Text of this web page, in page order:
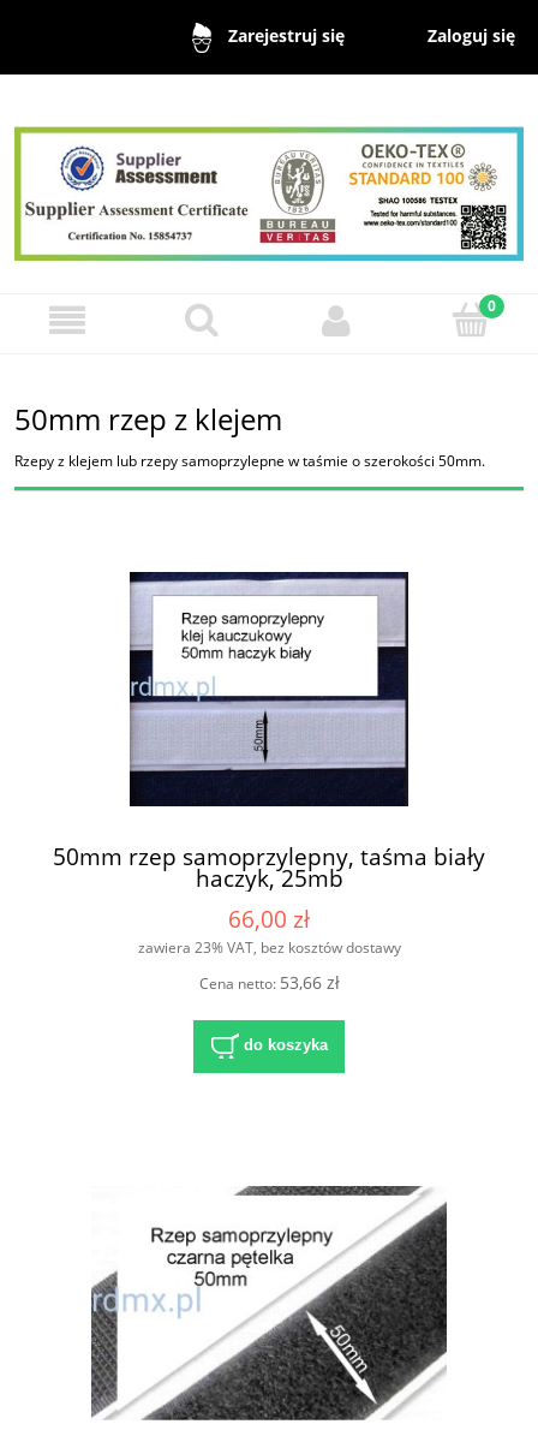
Zarejestruj się Zaloguj się
50mm rzep z klejem
Rzepy z klejem lub rzepy samoprzylepne w taśmie o szerokości 50mm.
50mm rzep samoprzylepny, taśma biały
haczyk, 25mb
66,00 zł
zawiera 23% VAT, bez kosztów dostawy
Cena netto: 53,66 zł
do koszyka